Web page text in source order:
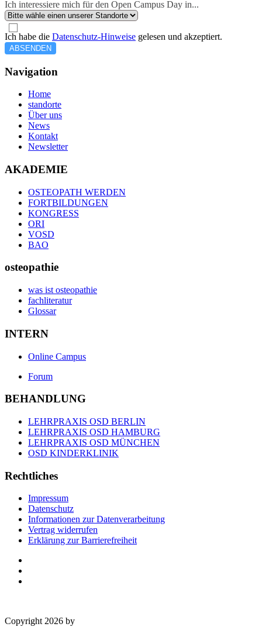
Ich interessiere mich für den Open Campus Day in...
Ich habe die Datenschutz-Hinweise gelesen und akzeptiert.
ABSENDEN
Navigation
Home
standorte
Über uns
News
Kontakt
Newsletter
AKADEMIE
OSTEOPATH WERDEN
FORTBILDUNGEN
KONGRESS
ORI
VOSD
BAO
osteopathie
was ist osteopathie
fachliteratur
Glossar
INTERN
Online Campus
Forum
BEHANDLUNG
LEHRPRAXIS OSD BERLIN
LEHRPRAXIS OSD HAMBURG
LEHRPRAXIS OSD MÜNCHEN
OSD KINDERKLINIK
Rechtliches
Impressum
Datenschutz
Informationen zur Datenverarbeitung
Vertrag widerrufen
Erklärung zur Barrierefreiheit
Copyright 2026 by